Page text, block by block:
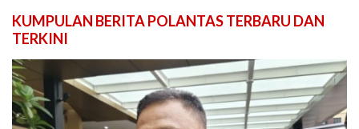
KUMPULAN BERITA POLANTAS TERBARU DAN
TERKINI